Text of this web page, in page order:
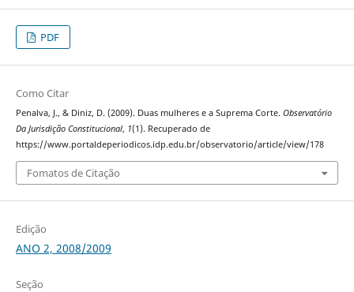
PDF
Como Citar
Penalva, J., & Diniz, D. (2009). Duas mulheres e a Suprema Corte. Observatório
Da Jurisdição Constitucional, 1(1). Recuperado de
https://www.portaldeperiodicos.idp.edu.br/observatorio/article/view/178
Fomatos de Citação
Edição
ANO 2, 2008/2009
Seção